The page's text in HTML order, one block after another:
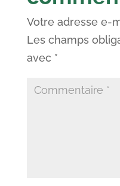
Votre adresse e-
Les champs
avec *